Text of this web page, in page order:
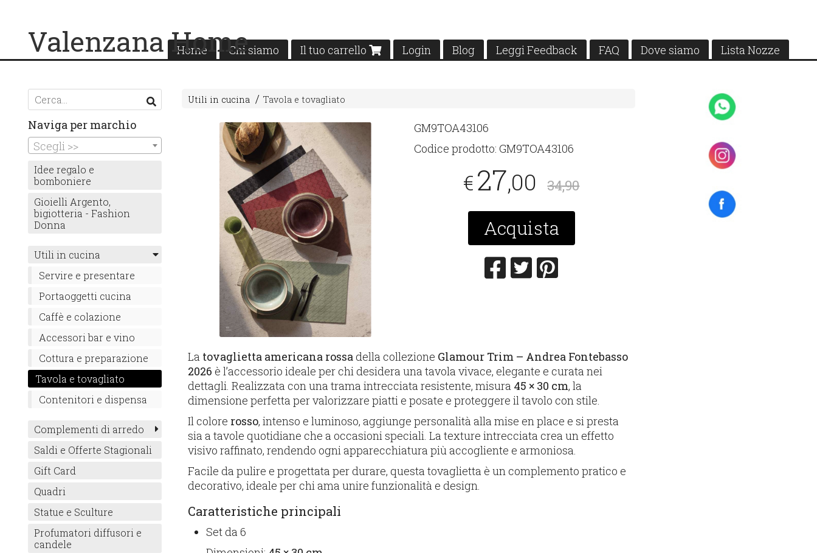
Home Chi siamo Il tuo carrello Login Blog Leggi Feedback FAQ Dove siamo Lista Nozze
Valenzana Home
Utili in cucina Tavola e tovagliato
GM9TOA43106
Codice prodotto:GM9TOA43106
€27,00 34,90
Acquista
La tovaglietta americana rossa della collezione Glamour Trim – Andrea Fontebasso
2026 è l’accessorio ideale per chi desidera una tavola vivace, elegante e curata nei
dettagli. Realizzata con una trama intrecciata resistente, misura 45 × 30 cm, la
dimensione perfetta per valorizzare piatti e posate e proteggere il tavolo con stile.
Il colore rosso, intenso e luminoso, aggiunge personalità alla mise en place e si presta
sia a tavole quotidiane che a occasioni speciali. La texture intrecciata crea un effetto
visivo raffinato, rendendo ogni apparecchiatura più accogliente e armoniosa.
Facile da pulire e progettata per durare, questa tovaglietta è un complemento pratico e
decorativo, ideale per chi ama unire funzionalità e design.
Caratteristiche principali
Set da 6
Naviga per marchio
Scegli >>
Idee regalo e
bomboniere
Gioielli Argento,
bigiotteria - Fashion
Donna
Utili in cucina
Servire e presentare
Portaoggetti cucina
Caffè e colazione
Accessori bar e vino
Cottura e preparazione
Tavola e tovagliato
Contenitori e dispensa
Complementi di arredo
Saldi e Offerte Stagionali
Gift Card
Quadri
Statue e Sculture
Profumatori diffusori e
candele